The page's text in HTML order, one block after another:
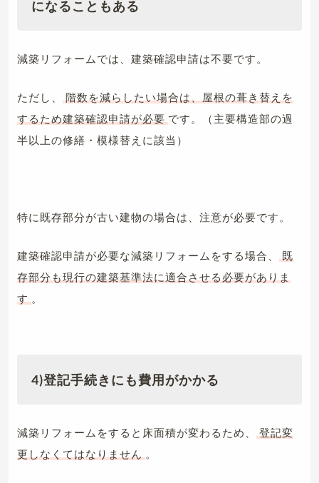
になることもある
減築リフォームでは、建築確認申請は不要です。
ただし、
階数を減らしたい場合は、屋根の葺き替えを
するため建築確認申請が必要 です。（主要構造部の過
半以上の修繕・模様替えに該当）
特に既存部分が古い建物の場合は、注意が必要です。
建築確認申請が必要な減築リフォームをする場合、
既
存部分も現行の建築基準法に適合させる必要がありま
す 。
4)登記手続きにも費用がかかる
減築リフォームをすると床面積が変わるため、
登記変
更しなくてはなりません 。